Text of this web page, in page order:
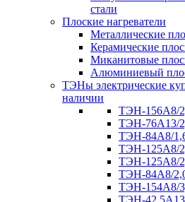
стали
Плоские нагреватели
Металлические
Керамические
Миканитовые
Алюминиевый
ТЭНы электрические
наличии
ТЭН-156А8/
ТЭН-76А13/
ТЭН-84А8/
ТЭН-125А8/
ТЭН-125А8/
ТЭН-84А8/
ТЭН-154А8/
ТЭН-